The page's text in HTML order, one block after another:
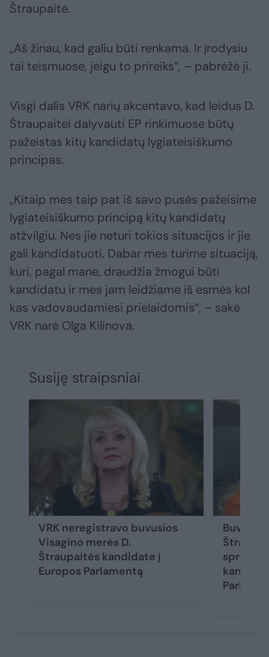
Štraupaitė.
„Aš žinau, kad galiu būti renkama. Ir įrodysiu
tai teismuose, jeigu to prireiks“, – pabrėžė ji.
Visgi dalis VRK narių akcentavo, kad leidus D.
Štraupaitei dalyvauti EP rinkimuose būtų
pažeistas kitų kandidatų lygiateisiškumo
principas.
„Kitaip mes taip pat iš savo pusės pažeisime
lygiateisiškumo principą kitų kandidatų
atžvilgiu. Nes jie neturi tokios situacijos ir jie
gali kandidatuoti. Dabar mes turime situaciją,
kuri, pagal mane, draudžia žmogui būti
kandidatu ir mes jam leidžiame iš esmės kol
kas vadovaudamiesi prielaidomis“, – sakė
VRK narė Olga Kilinova.
Susiję straipsniai
VRK neregistravo buvusios
Visagino merės D.
Štraupaitės kandidate į
Europos Parlamentą
Buvusi